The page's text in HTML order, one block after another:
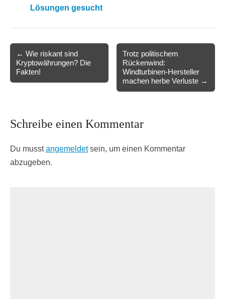
Lösungen gesucht
Post
navigation
← Wie riskant sind
Kryptowährungen? Die
Fakten!
Trotz politischem
Rückenwind:
Windturbinen-Hersteller
machen herbe Verluste →
Schreibe einen Kommentar
Du musstangemeldetsein, um einen Kommentar
abzugeben.